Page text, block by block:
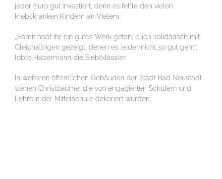
jeder Euro gut investiert, denn es fehle den vielen
krebskranken Kindern an Vielem.
„Somit habt ihr ein gutes Werk getan, euch solidarisch mit
Gleichaltrigen gezeigt, denen es leider nicht so gut geht“,
lobte Habermann die Siebtklässler.
In weiteren öffentlichen Gebäuden der Stadt Bad Neustadt
stehen Christbäume, die von engagierten Schülern und
Lehrern der Mittelschule dekoriert wurden.